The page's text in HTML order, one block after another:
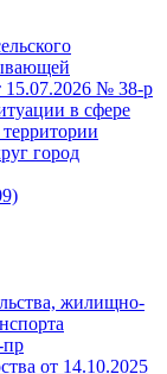
15.07.2026 № 38-р
в сфере
город
жилищно-
пр
от 14.10.2025